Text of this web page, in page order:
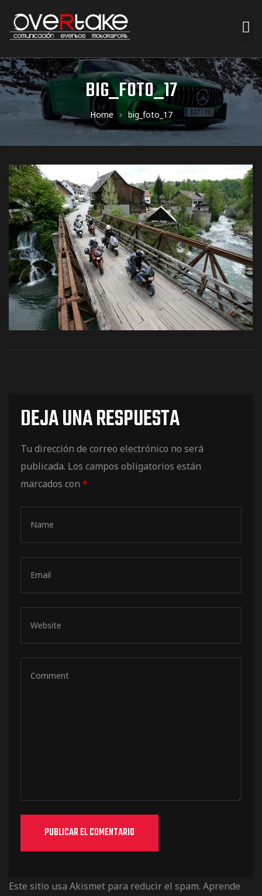
BIG_FOTO_17
Home big_foto_17
DEJA UNA RESPUESTA
Tu dirección de correo electrónico no será
publicada. Los campos obligatorios están
marcados con *
Este sitio usa Akismet para reducir el spam. Aprende
de
Series